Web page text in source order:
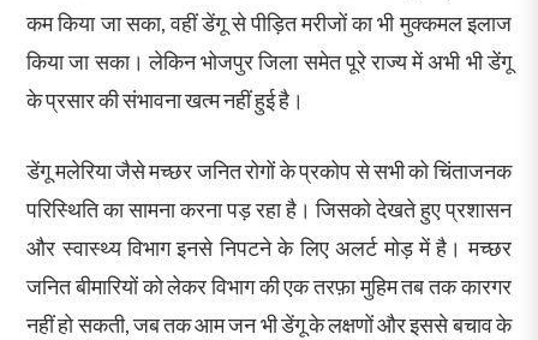
कम किया जा सका, वहीं डेंगू से पीड़ित मरीजों का भी मुक्कमल इलाज
किया जा सका। लेकिन भोजपुर जिला समेत पूरे राज्य में अभी भी डेंगू
के प्रसार की संभावना खत्म नहीं हुई है।
डेंगू मलेरिया जैसे मच्छर जनित रोगों के प्रकोप से सभी को चिंताजनक
परिस्थिति का सामना करना पड़ रहा है। जिसको देखते हुए प्रशासन
और स्वास्थ्य विभाग इनसे निपटने के लिए अलर्ट मोड़ में है। मच्छर
जनित बीमारियों को लेकर विभाग की एक तरफ़ा मुहिम तब तक कारगर
नहीं हो सकती, जब तक आम जन भी डेंगू के लक्षणों और इससे बचाव के